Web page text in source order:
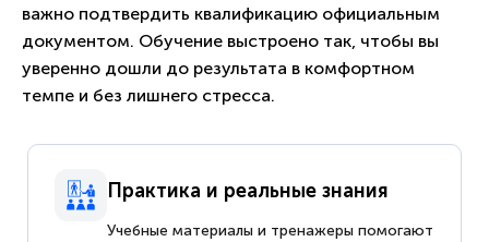
важно подтвердить квалификацию официальным
документом. Обучение выстроено так, чтобы вы
уверенно дошли до результата в комфортном
темпе и без лишнего стресса.
Практика и реальные знания
Учебные материалы и тренажеры помогают